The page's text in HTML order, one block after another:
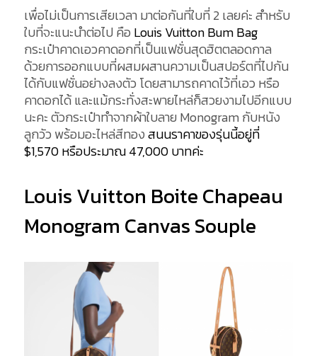
เพื่อไม่เป็นการเสียเวลา มาต่อกันที่ใบที่ 2 เลยค่ะ สำหรับ
ใบที่จะแนะนำต่อไป คือ Louis Vuitton Bum Bag
กระเป๋าคาดเอวคาดอกที่เป็นแฟชั่นสุดฮิตตลอดกาล
ด้วยการออกแบบที่ผสมผสานความเป็นสปอร์ตที่ไปกัน
ได้กับแฟชั่นอย่างลงตัว โดยสามารถคาดไว้ที่เอว หรือ
คาดอกได้ และแม้กระทั่งสะพายไหล่ก็สวยงามไปอีกแบบ
นะคะ ตัวกระเป๋าทำจากผ้าใบลาย Monogram กับหนัง
ลูกวัว พร้อมอะไหล่สีทองสนนราคาของรุ่นนี้อยู่ที่
$1,570 หรือประมาณ 47,000 บาทค่ะ
Louis Vuitton Boite Chapeau
Monogram Canvas Souple